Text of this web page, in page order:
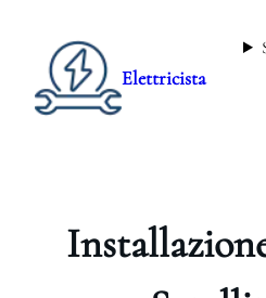
Elettricista